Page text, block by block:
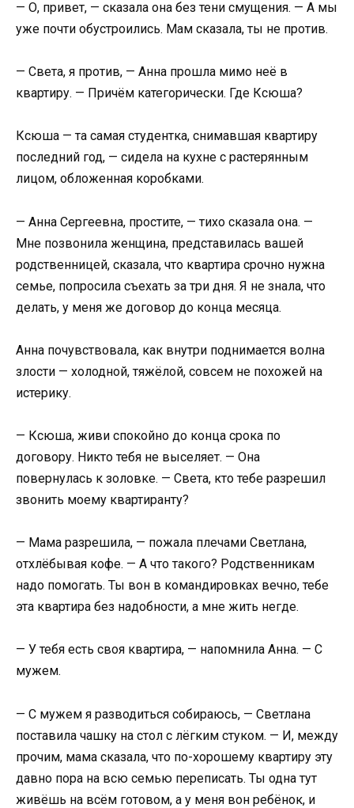
— О, привет, — сказала она без тени смущения. — А мы
уже почти обустроились. Мам сказала, ты не против.
— Света, я против, — Анна прошла мимо неё в
квартиру. — Причём категорически. Где Ксюша?
Ксюша — та самая студентка, снимавшая квартиру
последний год, — сидела на кухне с растерянным
лицом, обложенная коробками.
— Анна Сергеевна, простите, — тихо сказала она. —
Мне позвонила женщина, представилась вашей
родственницей, сказала, что квартира срочно нужна
семье, попросила съехать за три дня. Я не знала, что
делать, у меня же договор до конца месяца.
Анна почувствовала, как внутри поднимается волна
злости — холодной, тяжёлой, совсем не похожей на
истерику.
— Ксюша, живи спокойно до конца срока по
договору. Никто тебя не выселяет. — Она
повернулась к золовке. — Света, кто тебе разрешил
звонить моему квартиранту?
— Мама разрешила, — пожала плечами Светлана,
отхлёбывая кофе. — А что такого? Родственникам
надо помогать. Ты вон в командировках вечно, тебе
эта квартира без надобности, а мне жить негде.
— У тебя есть своя квартира, — напомнила Анна. — С
мужем.
— С мужем я разводиться собираюсь, — Светлана
поставила чашку на стол с лёгким стуком. — И, между
прочим, мама сказала, что по-хорошему квартиру эту
давно пора на всю семью переписать. Ты одна тут
живёшь на всём готовом, а у меня вон ребёнок, и